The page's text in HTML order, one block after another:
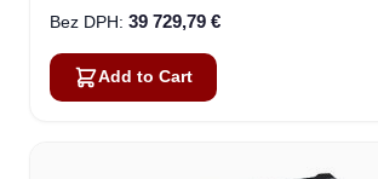
39 729,79 €
Add to Cart